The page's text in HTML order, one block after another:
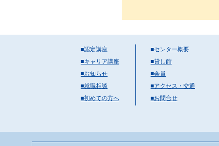
■認定講座
■キャリア講座
■お知らせ
■就職相談
■初めての方へ
■センター概要
■貸し館
■会員
■アクセス・交通
■お問合せ